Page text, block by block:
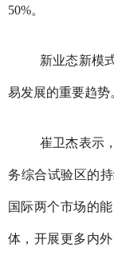
50%。
新业态新模
易发展的重要趋势
崔卫杰表示
务综合试验区的
国际两个市场的
体，开展更多内